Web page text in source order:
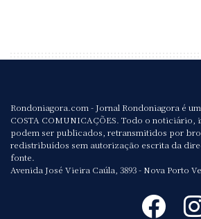
Rondoniagora.com - Jornal Rondoniagora é
COSTA COMUNICAÇÕES. Todo o noticiário,
podem ser publicados, retransmitidos por
redistribuídos sem autorização escrita da
fonte.
Avenida José Vieira Caúla, 3893 - Nova Porto